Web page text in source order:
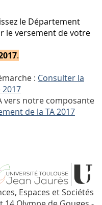
le Département
le versement de votre
.
: Consulter la
vers notre composante
de la TA 2017
Espaces et Sociétés